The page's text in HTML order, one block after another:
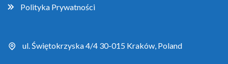
Polityka Prywatności
ul. Świętokrzyska 4/4 30-015 Kraków, Poland